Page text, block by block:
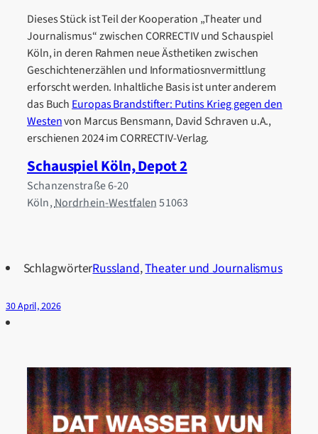
Dieses Stück ist Teil der Kooperation „Theater und
Journalismus“ zwischen CORRECTIV und Schauspiel
Köln, in deren Rahmen neue Ästhetiken zwischen
Geschichtenerzählen und Informatiosnvermittlung
erforscht werden. Inhaltliche Basis ist unter anderem
das Buch Europas Brandstifter: Putins Krieg gegen den
Westenvon Marcus Bensmann, David Schraven u.A.,
erschienen 2024 im CORRECTIV-Verlag.
Schauspiel Köln, Depot 2
Schanzenstraße 6-20
Köln,Nordrhein-Westfalen 51063
SchlagwörterRussland,Theater und Journalismus
30 April, 2026